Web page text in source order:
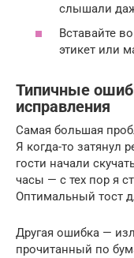
слышали
Вставайте
этикет или
Типичные
исправления
Самая большая
Я когда-то затянул
гости начали
часы — с тех пор я
Оптимальный тост
Другая ошибка —
прочитанный по